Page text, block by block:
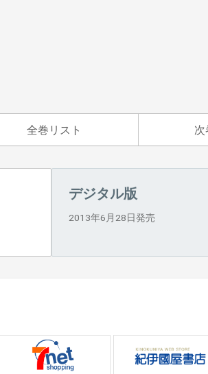
全巻リスト 次
デジタル版
2013年6月28日発売